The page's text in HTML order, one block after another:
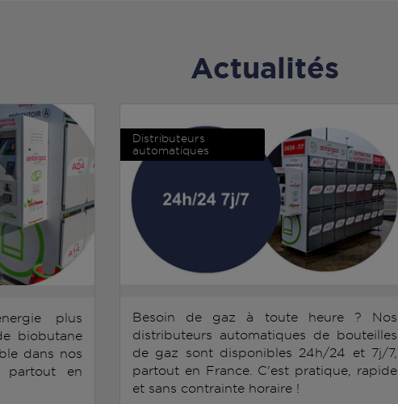
Actualités
plus
biobutane
dans nos
partout en
Distributeurs
automatiques
Besoin de gaz à toute heure ? Nos
distributeurs automatiques de bouteilles
de gaz sont disponibles 24h/24 et 7j/7,
partout en France. C'est pratique, rapide
et sans contrainte horaire !